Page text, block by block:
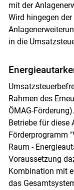
mit der
Wird hingegen
in die
Rahmen des
ÖMAG-
Betriebe für diese
Förderprogramm
Raum -
Voraussetzung
Kombination mit
das